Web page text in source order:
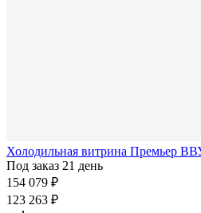
Холодильная витрина Премьер
Под заказ 21 день
154 079 ₽
123 263 ₽